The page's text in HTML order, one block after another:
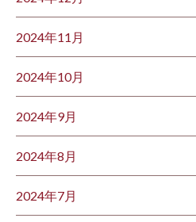
2024年11月
2024年10月
2024年9月
2024年8月
2024年7月